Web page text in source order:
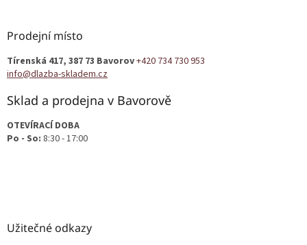
Prodejní místo
Tírenská 417, 387 73 Bavorov+420 734 730 953
info@dlazba-skladem.cz
Sklad a prodejna v Bavorově
OTEVÍRACÍ DOBA
Po - So: 8:30 - 17:00
Užitečné odkazy